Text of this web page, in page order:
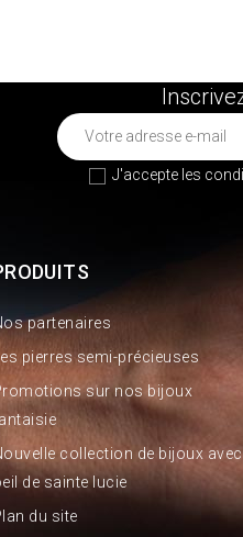
J'accepte les
partenaires
pierres semi-précieuses
sur nos bijoux
collection de bijoux avec
de sainte lucie
du site